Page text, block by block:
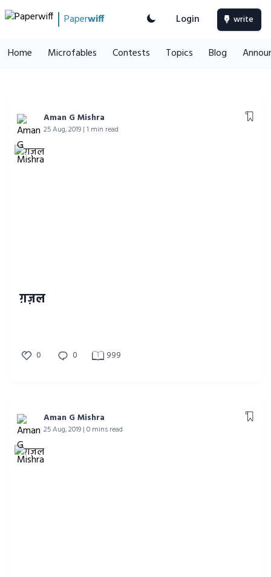
Paperwiff Login write
Home Microfables Contests Topics Blog
Aman G Mishra
25 Aug, 2019 | 1 min read
ग़ज़ल
0 0 999
Aman G Mishra
25 Aug, 2019 | 0 mins read